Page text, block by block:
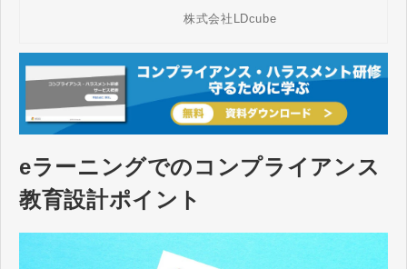
る、エイミー・C・エドモンドソ
してそれを高める方法などを解説
します。本人動画もご覧くださ
い。
株式会社LDcube
eラーニングでのコンプライアンス
教育設計ポイント